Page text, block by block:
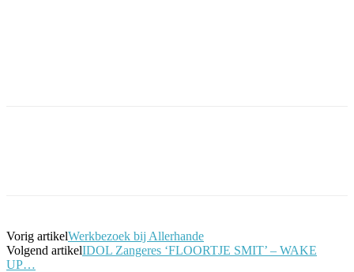
Vorig artikelWerkbezoek bij Allerhande
Volgend artikelIDOL Zangeres ‘FLOORTJE SMIT’ – WAKE
UP…